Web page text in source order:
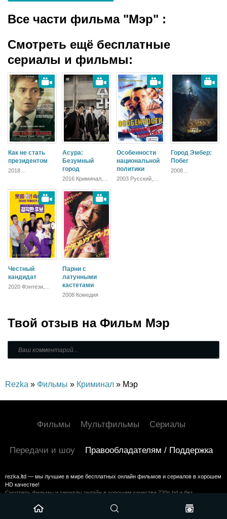
Все части фильма "Мэр" :
Смотреть ещё бесплатные
сериалы и фильмы:
Как не стать
президентом
2018
Драма
Асура:
Безумный
город
2016 Криминал,
Особенности
национальной
политики
2003 Русский,
Город Эмбер:
Побег
2008
Честный
кандидат
2020 Фэнтези,
Парни с
латунными
кастетами
2008 Комедия
Твой отзыв на Фильм Мэр
Rezka » Фильмы » Криминал » Мэр
Фильмы Мультфильмы Сериалы
Передачи и шоу Правообладателям / Поддержка
rezka.ltd — мы лучшие в мире бесплатных онлайн фильмов и сериалов в хорошем
HD качестве!
Смотреть фильмы и сериалы онлайн в хорошем качестве 720p hd и без
©2024 rezka.ltd